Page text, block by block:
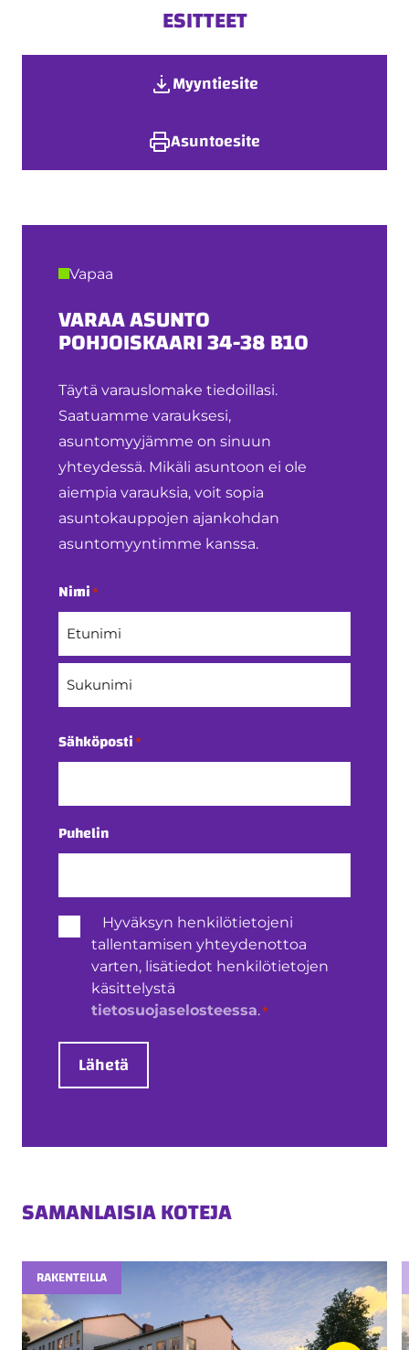
ESITTEET
Myyntiesite
Asuntoesite
Vapaa
VARAA ASUNTO
POHJOISKAARI 34-38 B10
Täytä varauslomake tiedoillasi.
Saatuamme varauksesi,
asuntomyyjämme on sinuun
yhteydessä. Mikäli asuntoon ei ole
aiempia varauksia, voit sopia
asuntokauppojen ajankohdan
asuntomyyntimme kanssa.
Nimi*
Etunimi
Sähköposti*
Puhelin
Henkilötietojen
käsittely*
Hyväksyn henkilötietojeni
tallentamisen yhteydenottoa
varten, lisätiedot henkilötietojen
käsittelystä
tietosuojaselosteessa.*
Lähetä
SAMANLAISIA KOTEJA
RAKENTEILLA